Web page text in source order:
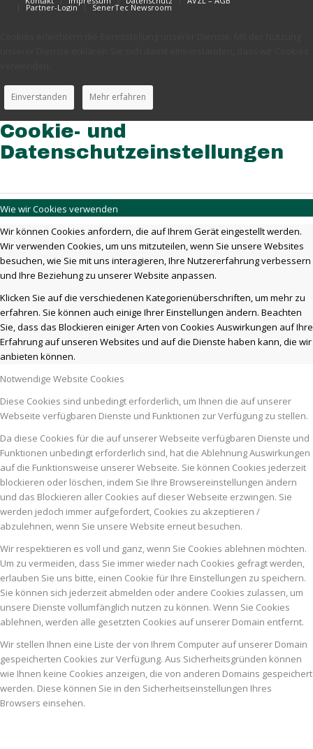
Partner-Login SenerTec Newsroom
Einverstanden Mehr erfahren
Cookie- und
Datenschutzeinstellungen
Wie wir Cookies verwenden
Wir können Cookies anfordern, die auf Ihrem Gerät eingestellt werden.
Wir verwenden Cookies, um uns mitzuteilen, wenn Sie unsere Websites
besuchen, wie Sie mit uns interagieren, Ihre Nutzererfahrung verbessern
und Ihre Beziehung zu unserer Website anpassen.
Klicken Sie auf die verschiedenen Kategorienüberschriften, um mehr zu
erfahren. Sie können auch einige Ihrer Einstellungen ändern. Beachten
Sie, dass das Blockieren einiger Arten von Cookies Auswirkungen auf Ihre
Erfahrung auf unseren Websites und auf die Dienste haben kann, die wir
anbieten können.
Notwendige Website Cookies
Diese Cookies sind unbedingt erforderlich, um Ihnen die auf unserer
Webseite verfügbaren Dienste und Funktionen zur Verfügung zu stellen.
Da diese Cookies für die auf unserer Webseite verfügbaren Dienste und
Funktionen unbedingt erforderlich sind, hat die Ablehnung Auswirkungen
auf die Funktionsweise unserer Webseite. Sie können Cookies jederzeit
blockieren oder löschen, indem Sie Ihre Browsereinstellungen ändern
und das Blockieren aller Cookies auf dieser Webseite erzwingen. Sie
werden jedoch immer aufgefordert, Cookies zu akzeptieren /
abzulehnen, wenn Sie unsere Website erneut besuchen.
Wir respektieren es voll und ganz, wenn Sie Cookies ablehnen möchten.
Um zu vermeiden, dass Sie immer wieder nach Cookies gefragt werden,
erlauben Sie uns bitte, einen Cookie für Ihre Einstellungen zu speichern.
Sie können sich jederzeit abmelden oder andere Cookies zulassen, um
unsere Dienste vollumfänglich nutzen zu können. Wenn Sie Cookies
ablehnen, werden alle gesetzten Cookies auf unserer Domain entfernt.
Wir stellen Ihnen eine Liste der von Ihrem Computer auf unserer Domain
gespeicherten Cookies zur Verfügung. Aus Sicherheitsgründen können
wie Ihnen keine Cookies anzeigen, die von anderen Domains gespeichert
werden. Diese können Sie in den Sicherheitseinstellungen Ihres
Browsers einsehen.